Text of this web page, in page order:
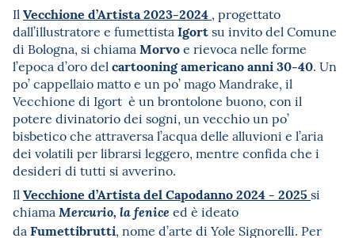
Il Vecchione d’Artista 2023-2024 , progettato
dall’illustratore e fumettista Igortsu invito del Comune
di Bologna, si chiama Morvoe rievoca nelle forme
l’epoca d’oro del cartooning americano anni 30-40. Un
po’ cappellaio matto e un po’ mago Mandrake, il
Vecchione di Igort è un brontolone buono, con il
potere divinatorio dei sogni, un vecchio un po’
bisbetico che attraversa l’acqua delle alluvioni e l’aria
dei volatili per librarsi leggero, mentre confida che i
desideri di tutti si avverino.
Il Vecchione d’Artistadel Capodanno 2024 - 2025 si
chiama Mercurio, la fenice ed è ideato
da Fumettibrutti, nome d’arte di Yole Signorelli. Per